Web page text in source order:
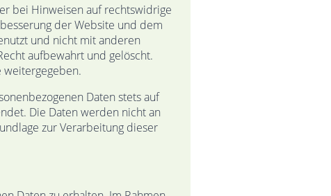
bei Hinweisen auf rechtswidrige
der Website und dem
und nicht mit anderen
aufbewahrt und gelöscht.
weitergegeben.
Daten stets auf
Die Daten werden nicht an
zur Verarbeitung dieser